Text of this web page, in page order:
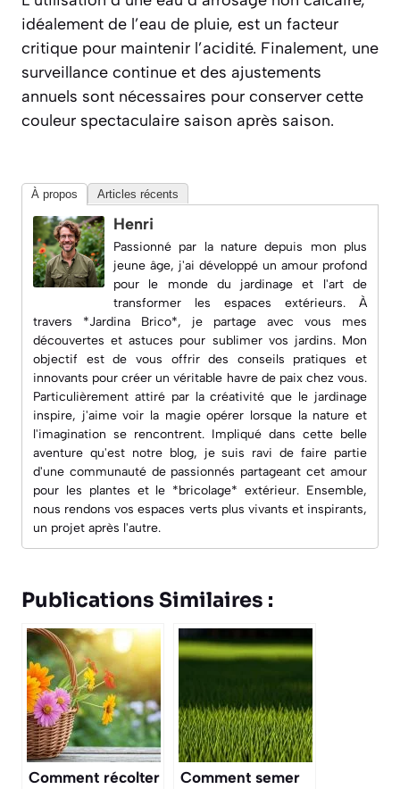
idéalement de l’eau de pluie, est un facteur
critique pour maintenir l’acidité. Finalement, une
surveillance continue et des ajustements
annuels sont nécessaires pour conserver cette
couleur spectaculaire saison après saison.
À propos Articles récents
Henri
Passionné par la nature depuis mon plus
jeune âge, j'ai développé un amour profond
pour le monde du jardinage et l'art de
transformer les espaces extérieurs. À
travers *Jardina Brico*, je partage avec vous mes
découvertes et astuces pour sublimer vos jardins. Mon
objectif est de vous offrir des conseils pratiques et
innovants pour créer un véritable havre de paix chez vous.
Particulièrement attiré par la créativité que le jardinage
inspire, j'aime voir la magie opérer lorsque la nature et
l'imagination se rencontrent. Impliqué dans cette belle
aventure qu'est notre blog, je suis ravi de faire partie
d'une communauté de passionnés partageant cet amour
pour les plantes et le *bricolage* extérieur. Ensemble,
nous rendons vos espaces verts plus vivants et inspirants,
un projet après l'autre.
Publications Similaires :
Comment récolter
Comment semer